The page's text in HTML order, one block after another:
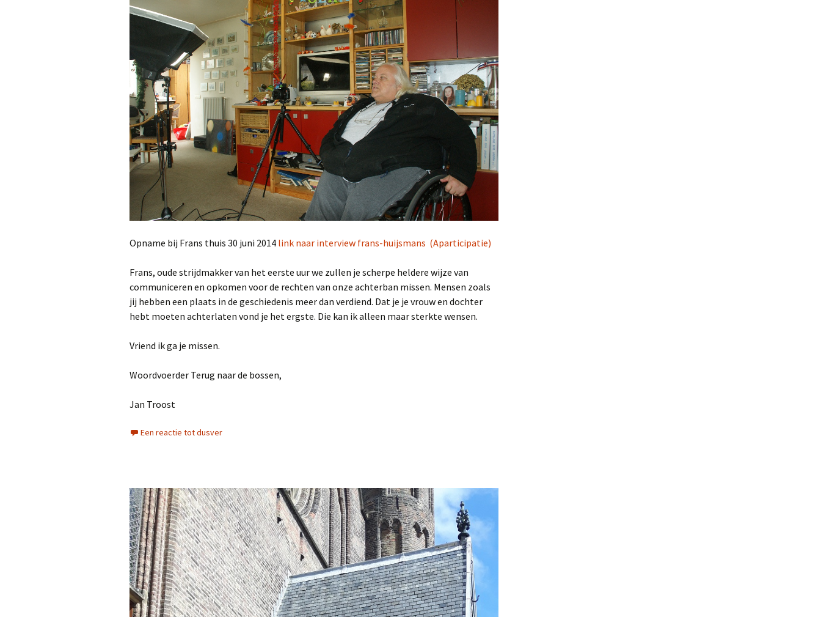
Opname bij Frans thuis 30 juni 2014 link naar interview frans-huijsmans (Aparticipatie)
Frans, oude strijdmakker van het eerste uur we zullen je scherpe heldere wijze van
communiceren en opkomen voor de rechten van onze achterban missen. Mensen zoals
jij hebben een plaats in de geschiedenis meer dan verdiend. Dat je je vrouw en dochter
hebt moeten achterlaten vond je het ergste. Die kan ik alleen maar sterkte wensen.
Vriend ik ga je missen.
Woordvoerder Terug naar de bossen,
Jan Troost
Een reactie tot dusver